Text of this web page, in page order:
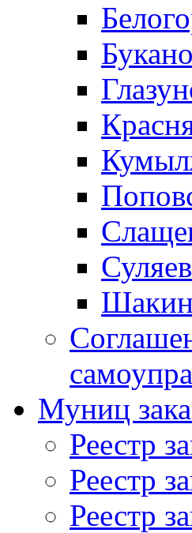
Муниц
Реестр
Реестр
Реестр